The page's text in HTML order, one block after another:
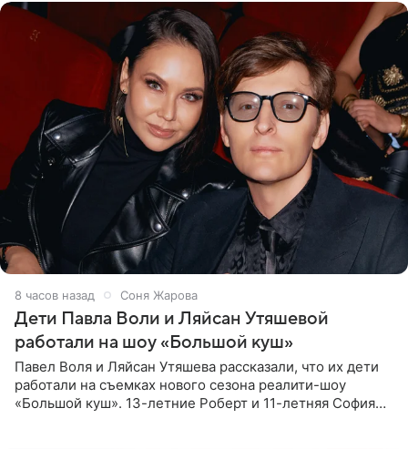
8 часов назад Соня Жарова
Дети Павла Воли и Ляйсан Утяшевой
работали на шоу «Большой куш»
Павел Воля и Ляйсан Утяшева рассказали, что их дети
работали на съемках нового сезона реалити-шоу
«Большой куш». 13-летние Роберт и 11-летняя София